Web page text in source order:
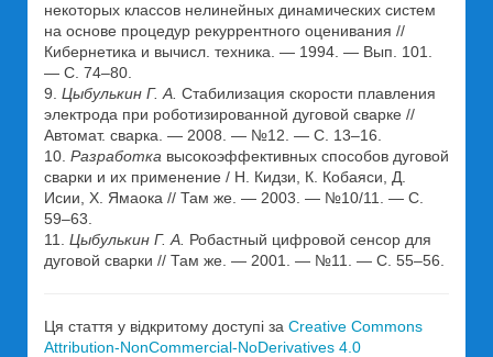
некоторых классов нелинейных динамических систем
на основе процедур рекуррентного оценивания //
Кибернетика и вычисл. техника. — 1994. — Вып. 101.
— С. 74–80.
9. Цыбулькин Г. А. Стабилизация скорости плавления
электрода при роботизированной дуговой сварке //
Автомат. сварка. — 2008. — №12. — С. 13–16.
10. Разработка высокоэффективных способов дуговой
сварки и их применение / Н. Кидзи, К. Кобаяси, Д.
Исии, Х. Ямаока // Там же. — 2003. — №10/11. — С.
59–63.
11. Цыбулькин Г. А. Робастный цифровой сенсор для
дуговой сварки // Там же. — 2001. — №11. — С. 55–56.
Ця стаття у відкритому доступі за Creative Commons
Attribution-NonCommercial-NoDerivatives 4.0